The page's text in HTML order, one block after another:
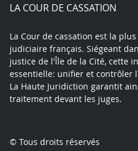
LA COUR DE CASSATION
La Cour de cassation est la
judiciaire français. Siégeant
justice de l'Île de la Cité, cette
essentielle: unifier et contrôler
La Haute Juridiction garantit
traitement devant les juges.
© Tous droits réservés